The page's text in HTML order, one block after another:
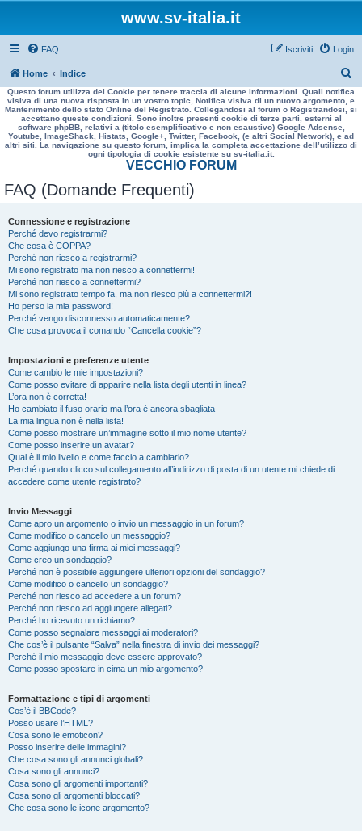
www.sv-italia.it
FAQ Login
Iscriviti
Home Indice
e
r
a
Questo forum utilizza dei Cookie per tenere traccia di alcune informazioni. Quali notifica
visiva di una nuova risposta in un vostro topic, Notifica visiva di un nuovo argomento, e
Mantenimento dello stato Online del Registrato. Collegandosi al forum o Registrandosi, si
accettano queste condizioni. Sono inoltre presenti cookie di terze parti, esterni al
software phpBB, relativi a (titolo esemplificativo e non esaustivo) Google Adsense,
Youtube, ImageShack, Histats, Google+, Twitter, Facebook, (e altri Social Network), e ad
altri siti. La navigazione su questo forum, implica la completa accettazione dell’utilizzo di
ogni tipologia di cookie esistente su sv-italia.it.
VECCHIO FORUM
FAQ (Domande Frequenti)
Connessione e registrazione
Perché devo registrarmi?
Che cosa è COPPA?
Perché non riesco a registrarmi?
Mi sono registrato ma non riesco a connettermi!
Perché non riesco a connettermi?
Mi sono registrato tempo fa, ma non riesco più a connettermi?!
Ho perso la mia password!
Perché vengo disconnesso automaticamente?
Che cosa provoca il comando “Cancella cookie”?
Impostazioni e preferenze utente
Come cambio le mie impostazioni?
Come posso evitare di apparire nella lista degli utenti in linea?
L’ora non è corretta!
Ho cambiato il fuso orario ma l’ora è ancora sbagliata
La mia lingua non è nella lista!
Come posso mostrare un’immagine sotto il mio nome utente?
Come posso inserire un avatar?
Qual è il mio livello e come faccio a cambiarlo?
Perché quando clicco sul collegamento all’indirizzo di posta di un utente mi chiede di
accedere come utente registrato?
Invio Messaggi
Come apro un argomento o invio un messaggio in un forum?
Come modifico o cancello un messaggio?
Come aggiungo una firma ai miei messaggi?
Come creo un sondaggio?
Perché non è possibile aggiungere ulteriori opzioni del sondaggio?
Come modifico o cancello un sondaggio?
Perché non riesco ad accedere a un forum?
Perché non riesco ad aggiungere allegati?
Perché ho ricevuto un richiamo?
Come posso segnalare messaggi ai moderatori?
Che cos’è il pulsante “Salva” nella finestra di invio dei messaggi?
Perché il mio messaggio deve essere approvato?
Come posso spostare in cima un mio argomento?
Formattazione e tipi di argomenti
Cos’è il BBCode?
Posso usare l’HTML?
Cosa sono le emoticon?
Posso inserire delle immagini?
Che cosa sono gli annunci globali?
Cosa sono gli annunci?
Cosa sono gli argomenti importanti?
Cosa sono gli argomenti bloccati?
Che cosa sono le icone argomento?